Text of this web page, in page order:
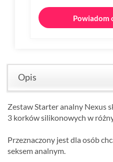
Powiadom
Opis
Zestaw Starter analny Nexus
3 korków silikonowych w
Przeznaczony jest dla osób
seksem analnym.